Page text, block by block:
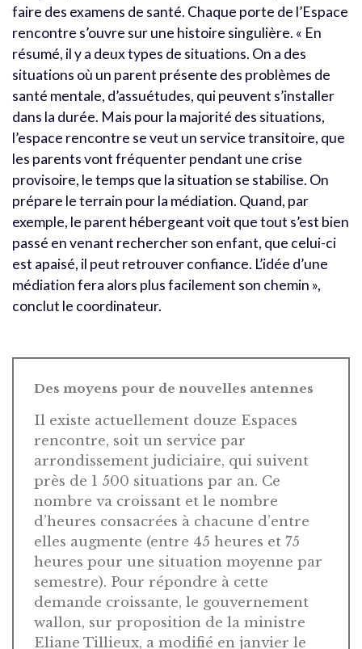
faire des examens de santé. Chaque porte de l’Espace
rencontre s’ouvre sur une histoire singulière. « En
résumé, il y a deux types de situations. On a des
situations où un parent présente des problèmes de
santé mentale, d’assuétudes, qui peuvent s’installer
dans la durée. Mais pour la majorité des situations,
l’espace rencontre se veut un service transitoire, que
les parents vont fréquenter pendant une crise
provisoire, le temps que la situation se stabilise. On
prépare le terrain pour la médiation. Quand, par
exemple, le parent hébergeant voit que tout s’est bien
passé en venant rechercher son enfant, que celui-ci
est apaisé, il peut retrouver confiance. L’idée d’une
médiation fera alors plus facilement son chemin »,
conclut le coordinateur.
Des moyens pour de nouvelles antennes
Il existe actuellement douze Espaces
rencontre, soit un service par
arrondissement judiciaire, qui suivent
près de 1 500 situations par an. Ce
nombre va croissant et le nombre
d’heures consacrées à chacune d’entre
elles augmente (entre 45 heures et 75
heures pour une situation moyenne par
semestre). Pour répondre à cette
demande croissante, le gouvernement
wallon, sur proposition de la ministre
Eliane Tillieux, a modifié en janvier le